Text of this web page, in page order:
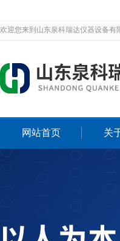
欢迎您来到山东泉科瑞达仪器设备有
网站首页 关